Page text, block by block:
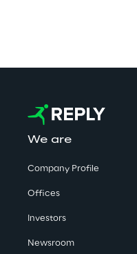
We are
Company Profile
Offices
Investors
Newsroom